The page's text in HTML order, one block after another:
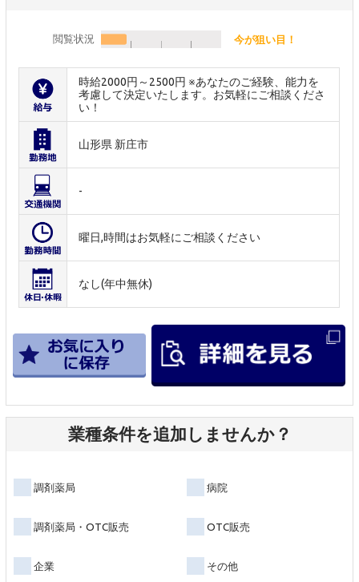
閲覧状況 今が狙い目！
時給2000円～2500円 ※あなたのご経験、能力を
考慮して決定いたします。お気軽にご相談くださ
い！
山形県 新庄市
-
曜日,時間はお気軽にご相談ください
なし(年中無休)
業種条件を追加しませんか？
調剤薬局 病院
調剤薬局・OTC販売 OTC販売
企業 その他